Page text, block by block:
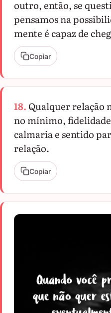
outro, então, se
pensamos na
mente é capaz de
Copiar
18. Qualquer relação
no mínimo,
calmaria e sentido
relação.
Copiar